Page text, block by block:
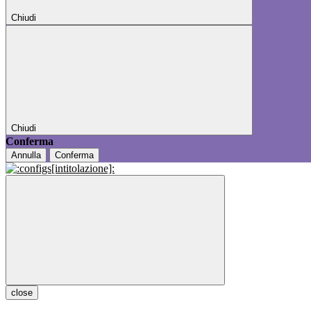
Chiudi
Chiudi
Conferma
Annulla Conferma
close